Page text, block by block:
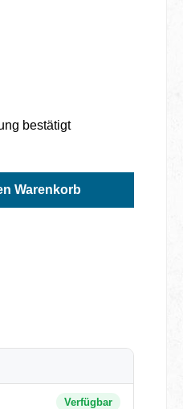
bestätigt
Warenkorb
Verfügbar